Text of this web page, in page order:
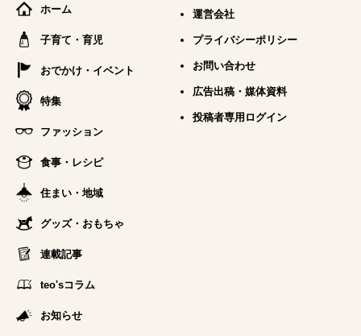
ホーム
子育て・育児
おでかけ・イベント
特集
ファッション
食事・レシピ
住まい・地域
グッズ・おもちゃ
連載記事
teo'sコラム
お知らせ
運営会社
プライバシーポリシー
お問い合わせ
広告出稿・媒体資料
投稿者専用ログイン